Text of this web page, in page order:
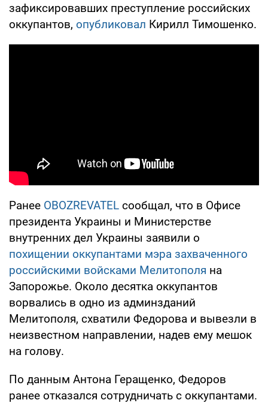
зафиксировавших преступление российских
оккупантов, опубликовал Кирилл Тимошенко.
Ранее OBOZREVATEL сообщал, что в Офисе
президента Украины и Министерстве
внутренних дел Украины заявили о
похищении оккупантами мэра захваченного
российскими войсками Мелитополя на
Запорожье. Около десятка оккупантов
ворвались в одно из админзданий
Мелитополя, схватили Федорова и вывезли в
неизвестном направлении, надев ему мешок
на голову.
По данным Антона Геращенко, Федоров
ранее отказался сотрудничать с оккупантами.